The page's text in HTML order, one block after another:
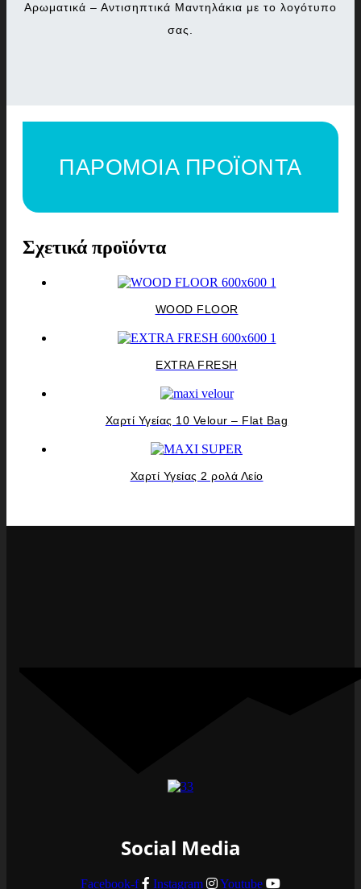
Αρωματικά – Αντισηπτικά Μαντηλάκια με το λογότυπο
σας.
ΠΑΡΟΜΟΙΑ ΠΡΟΪΟΝΤΑ
Σχετικά προϊόντα
WOOD FLOOR
EXTRA FRESH
Χαρτί Υγείας 10 Velour – Flat Bag
Χαρτί Υγείας 2 ρολά Λείο
Social Media
Facebook-f Instagram Youtube